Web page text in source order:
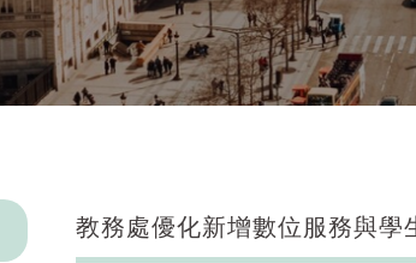
教務處優化新增數位服務與學